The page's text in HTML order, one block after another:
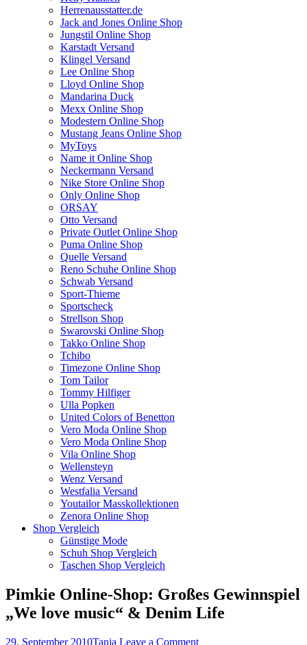
Herrenausstatter.de
Jack and Jones Online Shop
Jungstil Online Shop
Karstadt Versand
Klingel Versand
Lee Online Shop
Lloyd Online Shop
Mandarina Duck
Mexx Online Shop
Modestern Online Shop
Mustang Jeans Online Shop
MyToys
Name it Online Shop
Neckermann Versand
Nike Store Online Shop
Only Online Shop
ORSAY
Otto Versand
Private Outlet Online Shop
Puma Online Shop
Quelle Versand
Reno Schuhe Online Shop
Schwab Versand
Sport-Thieme
Sportscheck
Strellson Shop
Swarovski Online Shop
Takko Online Shop
Tchibo
Timezone Online Shop
Tom Tailor
Tommy Hilfiger
Ulla Popken
United Colors of Benetton
Vero Moda Online Shop
Vero Moda Online Shop
Vila Online Shop
Wellensteyn
Wenz Versand
Westfalia Versand
Youtailor Masskollektionen
Zenora Online Shop
Shop Vergleich
Günstige Mode
Schuh Shop Vergleich
Taschen Shop Vergleich
Pimkie Online-Shop: Großes Gewinnspiel
„We love music“ & Denim Life
29. September 2010Tanja Leave a Comment